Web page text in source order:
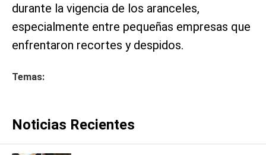
durante la vigencia de los aranceles,
especialmente entre pequeñas empresas que
enfrentaron recortes y despidos.
Temas:
Noticias Recientes